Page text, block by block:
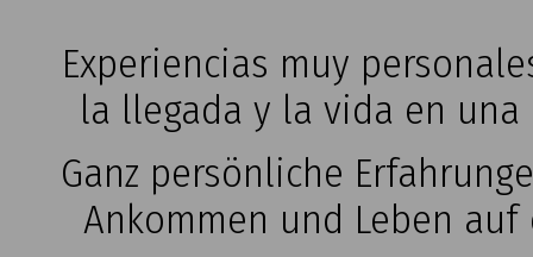
Experiencias muy
la llegada y la vida en
Ganz persönliche
Ankommen und Leben